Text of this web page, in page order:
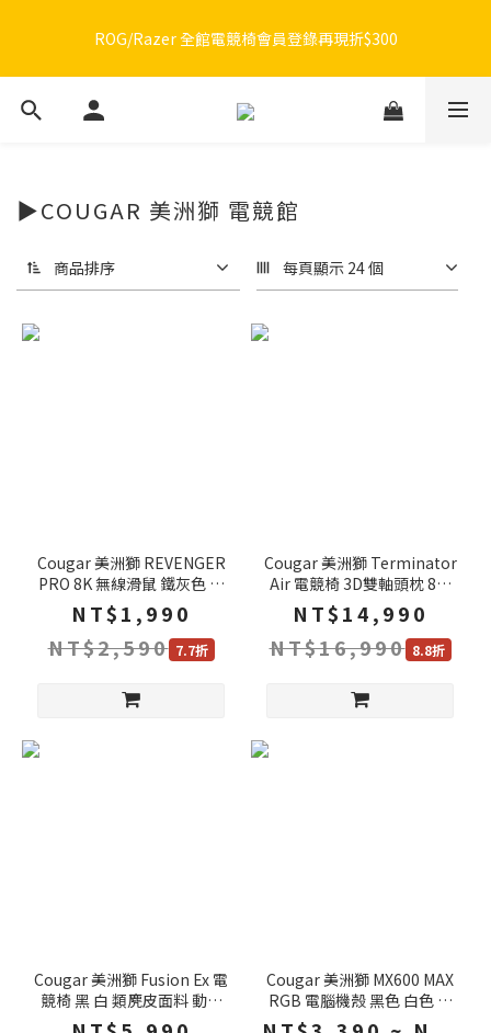
300
ROG/Razer 全館電競椅會員登錄再現折$300
🔥品牌限定滿額折🔥ROG周邊滿1500折100 / 2500折200 / 3000折
▶COUGAR 美洲獅 電競館
商品排序 每頁顯示 24 個
Cougar 美洲獅 REVENGER
PRO 8K 無線滑鼠 鐵灰色 白
色 粉色 三模連線 8Khz回報
率 電競滑鼠 藍芽滑鼠 滑鼠
NT$1,990
NT$2,590 7.7折
Cougar 美洲獅 Terminator
Air 電競椅 3D雙軸頭枕 8檔
升降椅背 電腦椅 遊戲椅 賽車
椅 椅子
NT$14,990
NT$16,990 8.8折
Cougar 美洲獅 Fusion Ex 電
競椅 黑 白 類麂皮面料 動態
連動扶手 整合式腰靠 電腦椅
Cougar 美洲獅 MX600 MAX
RGB 電腦機殼 黑色 白色 雙
導流坡道 背插主機板 ATX 機